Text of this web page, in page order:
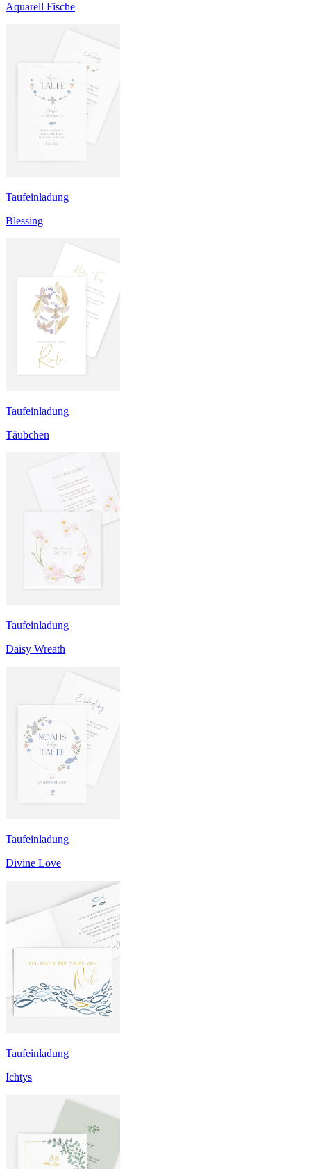
Aquarell Fische
Taufeinladung
Blessing
Taufeinladung
Täubchen
Taufeinladung
Daisy Wreath
Taufeinladung
Divine Love
Taufeinladung
Ichtys